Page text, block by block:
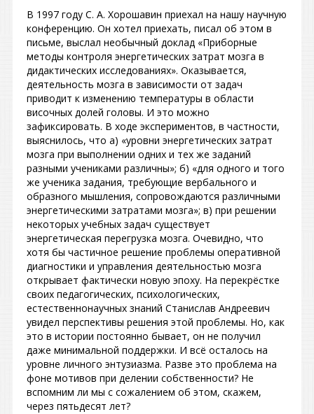
В 1997 году С. А. Хорошавин приехал на нашу научную
конференцию. Он хотел приехать, писал об этом в
письме, выслал необычный доклад «Приборные
методы контроля энергетических затрат мозга в
дидактических исследованиях». Оказывается,
деятельность мозга в зависимости от задач
приводит к изменению температуры в области
височных долей головы. И это можно
зафиксировать. В ходе экспериментов, в частности,
выяснилось, что а) «уровни энергетических затрат
мозга при выполнении одних и тех же заданий
разными учениками различны»; б) «для одного и того
же ученика задания, требующие вербального и
образного мышления, сопровождаются различными
энергетическими затратами мозга»; в) при решении
некоторых учебных задач существует
энергетическая перегрузка мозга. Очевидно, что
хотя бы частичное решение проблемы оперативной
диагностики и управления деятельностью мозга
открывает фактически новую эпоху. На перекрёстке
своих педагогических, психологических,
естественнонаучных знаний Станислав Андреевич
увидел перспективы решения этой проблемы. Но, как
это в истории постоянно бывает, он не получил
даже минимальной поддержки. И всё осталось на
уровне личного энтузиазма. Разве это проблема на
фоне мотивов при делении собственности? Не
вспомним ли мы с сожалением об этом, скажем,
через пятьдесят лет?